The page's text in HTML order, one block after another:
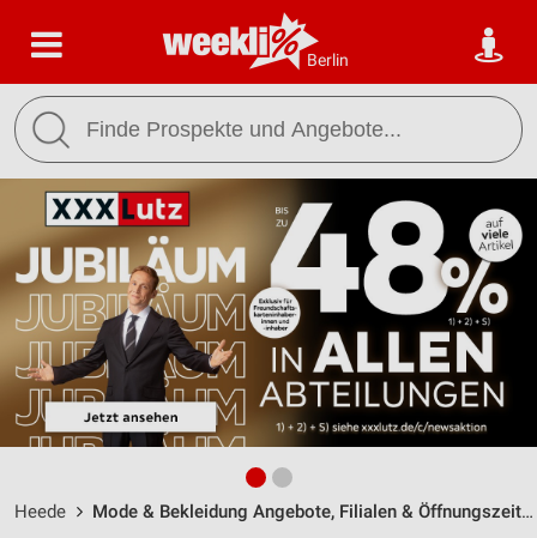
Berlin
Heede Mode & Bekleidung Angebote, Filialen & Öffnungszeiten